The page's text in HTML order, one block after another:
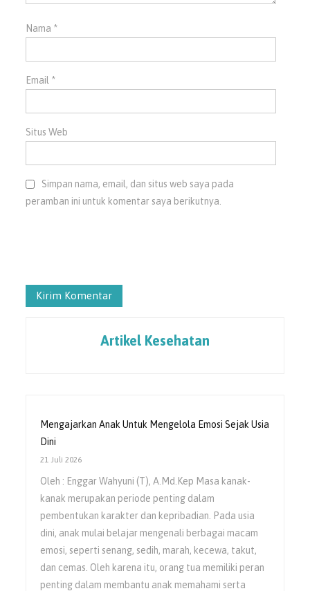
Nama *
Email *
Situs Web
Simpan nama, email, dan situs web saya pada
peramban ini untuk komentar saya berikutnya.
Artikel Kesehatan
Mengajarkan Anak Untuk Mengelola Emosi Sejak Usia
Dini
21 Juli 2026
Oleh : Enggar Wahyuni (T), A.Md.Kep Masa kanak-
kanak merupakan periode penting dalam
pembentukan karakter dan kepribadian. Pada usia
dini, anak mulai belajar mengenali berbagai macam
emosi, seperti senang, sedih, marah, kecewa, takut,
dan cemas. Oleh karena itu, orang tua memiliki peran
penting dalam membantu anak memahami serta